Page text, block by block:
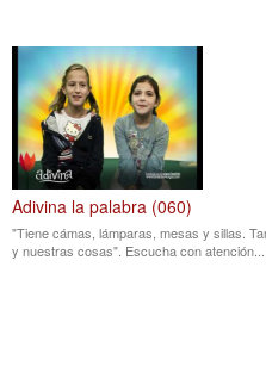
Adivina la palabra (060)
"Tiene cámas, lámparas, mesas y sillas.
y nuestras cosas". Escucha con atención...